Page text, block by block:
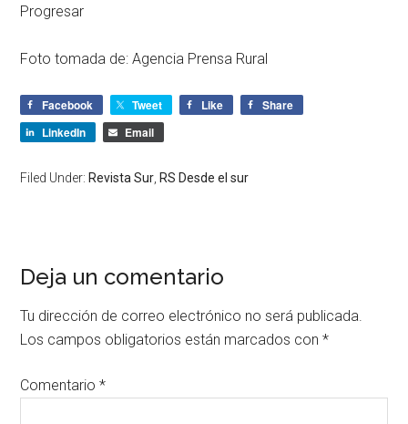
Progresar
Foto tomada de: Agencia Prensa Rural
Facebook Tweet Like
Share
LinkedIn
Email
Filed Under:Revista Sur ,RS Desde el sur
Deja un comentario
Tu dirección de correo electrónico no será publicada.
Los campos obligatorios están marcados con*
Comentario*